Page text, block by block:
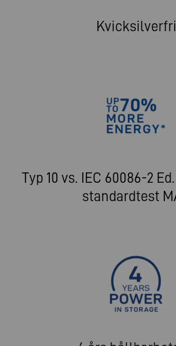
Kvicksilverfri
Typ 10 vs. IEC 60086-2
standardtest